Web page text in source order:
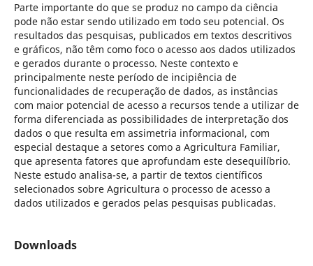
Parte importante do que se produz no campo da ciência
pode não estar sendo utilizado em todo seu potencial. Os
resultados das pesquisas, publicados em textos descritivos
e gráficos, não têm como foco o acesso aos dados utilizados
e gerados durante o processo. Neste contexto e
principalmente neste período de incipiência de
funcionalidades de recuperação de dados, as instâncias
com maior potencial de acesso a recursos tende a utilizar de
forma diferenciada as possibilidades de interpretação dos
dados o que resulta em assimetria informacional, com
especial destaque a setores como a Agricultura Familiar,
que apresenta fatores que aprofundam este desequilíbrio.
Neste estudo analisa-se, a partir de textos científicos
selecionados sobre Agricultura o processo de acesso a
dados utilizados e gerados pelas pesquisas publicadas.
Downloads